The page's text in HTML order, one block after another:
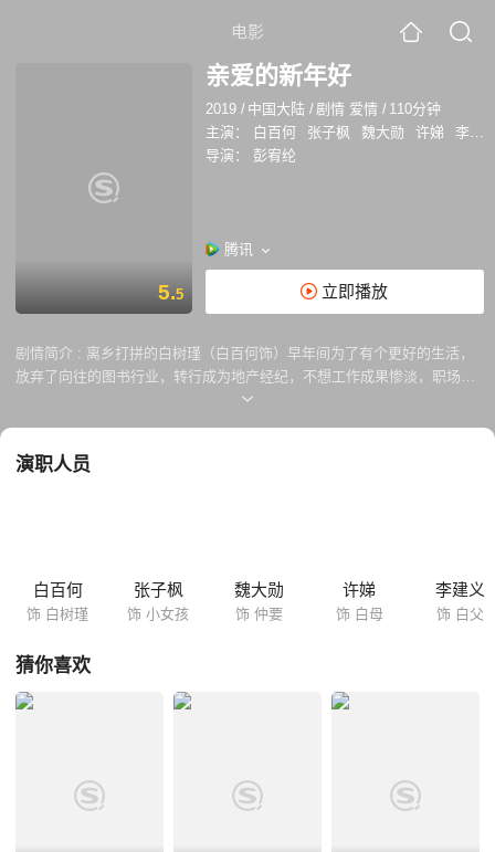
电影
5.5
亲爱的新年好
2019 / 中国大陆 /剧情 爱情 / 110分钟
主演：
白百何 张子枫 魏大勋 许娣
李建义
导演：
彭宥纶
腾讯
立即播放
剧情简介 : 离乡打拼的白树瑾（白百何饰）早年间为了有个更好的生活，
放弃了向往的图书行业，转行成为地产经纪，不想工作成果惨淡，职场遭
遇劲敌。到北京的第十个年头，白树瑾屡遭挫折，面临事业停滞、情路不
到了十年前的自我，同时她也遇见了小七岁的同事仲要（魏大勋饰），渐
演职人员
白百何
饰 白树瑾
张子枫
饰 小女孩
魏大勋
饰 仲要
许娣
饰 白母
李建义
饰 白父
猜你喜欢